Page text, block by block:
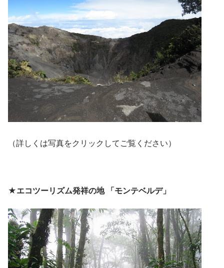
（詳しくは写真をクリックしてご覧ください）
★エコツーリズム発祥の地 「モンテベルデ」